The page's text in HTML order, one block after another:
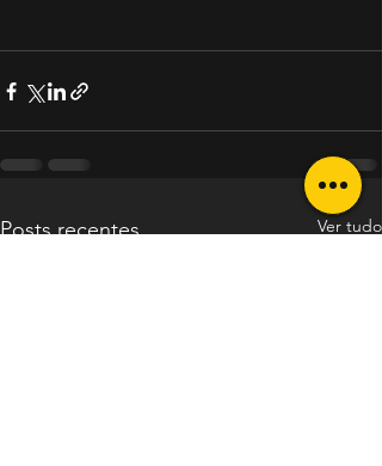
Posts recentes Ver tudo